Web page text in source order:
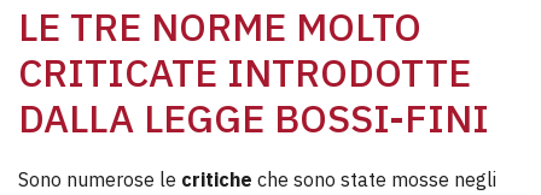
LE TRE NORME MOLTO
CRITICATE INTRODOTTE
DALLA LEGGE BOSSI-FINI
Sono numerose le critiche che sono state mosse negli